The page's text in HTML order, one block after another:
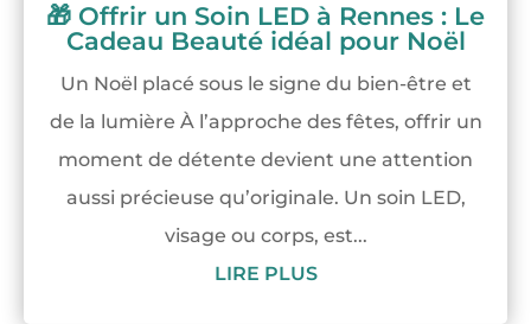
🎁 Offrir un Soin LED à Rennes : Le
Cadeau Beauté idéal pour Noël
Un Noël placé sous le signe du bien-être et
de la lumière À l’approche des fêtes, offrir un
moment de détente devient une attention
aussi précieuse qu’originale. Un soin LED,
visage ou corps, est...
LIRE PLUS